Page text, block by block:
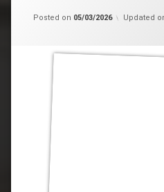
Posted on 05/03/2026 Updated